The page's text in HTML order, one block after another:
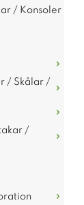
/ Konsoler
/ Skålar /
/